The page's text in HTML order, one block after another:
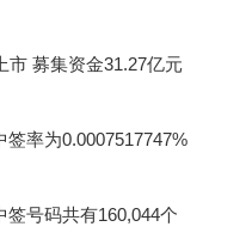
市 募集资金31.27亿元
率为0.0007517747%
号码共有160,044个